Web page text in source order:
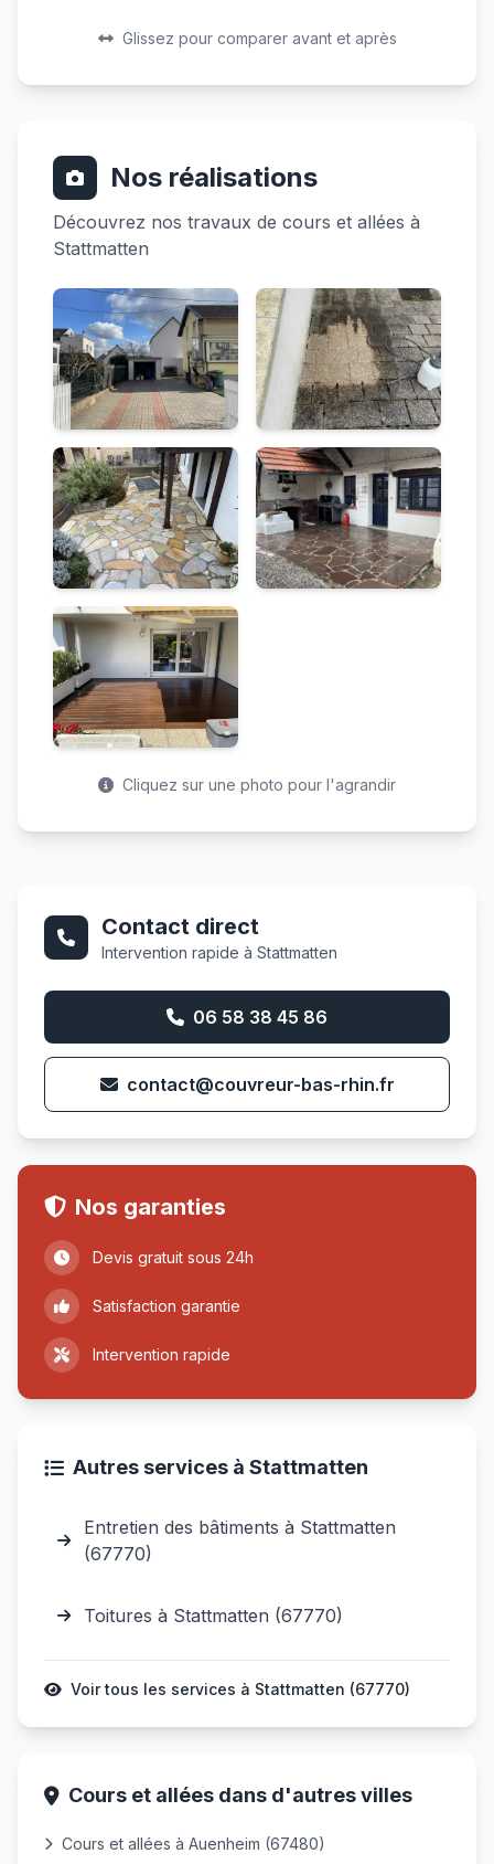
Avant
Après
Glissez pour comparer avant et après
Nos réalisations
Découvrez nos travaux de cours et allées à
Stattmatten
Cliquez sur une photo pour l'agrandir
Contact direct
Intervention rapide à Stattmatten
06 58 38 45 86
contact@couvreur-bas-rhin.fr
Nos garanties
Devis gratuit sous 24h
Satisfaction garantie
Intervention rapide
Autres services à Stattmatten
Entretien des bâtiments à Stattmatten
(67770)
Toitures à Stattmatten (67770)
Voir tous les services à Stattmatten (67770)
Cours et allées dans d'autres villes
Cours et allées à Auenheim (67480)